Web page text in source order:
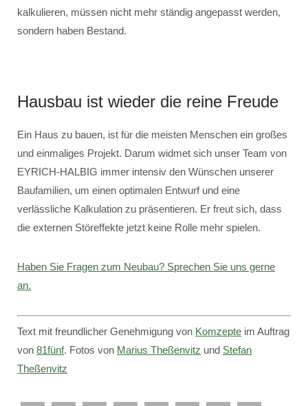
kalkulieren, müssen nicht mehr ständig angepasst werden,
sondern haben Bestand.
Hausbau ist wieder die reine Freude
Ein Haus zu bauen, ist für die meisten Menschen ein großes
und einmaliges Projekt. Darum widmet sich unser Team von
EYRICH-HALBIG immer intensiv den Wünschen unserer
Baufamilien, um einen optimalen Entwurf und eine
verlässliche Kalkulation zu präsentieren. Er freut sich, dass
die externen Störeffekte jetzt keine Rolle mehr spielen.
Haben Sie Fragen zum Neubau? Sprechen Sie uns gerne
an.
Text mit freundlicher Genehmigung von Komzepte im Auftrag
von 81fünf. Fotos von Marius Theßenvitz und Stefan
Theßenvitz